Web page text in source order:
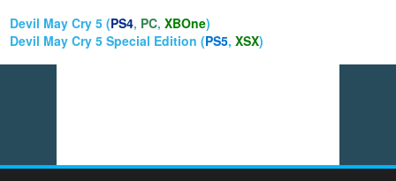
Devil May Cry 5 (PS4, PC,XBOne)
Devil May Cry 5 Special Edition (PS5,XSX)